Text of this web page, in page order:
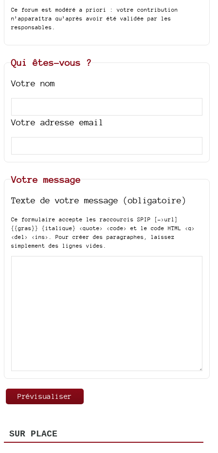
Ce forum est modéré a priori : votre contribution
n’apparaîtra qu’après avoir été validée par les
responsables.
Qui êtes-vous ?
Votre nom
Votre adresse email
Votre message
Texte de votre message (obligatoire)
Ce formulaire accepte les raccourcis SPIP
[->url]
{{gras}} {italique} <quote> <code>
et le code HTML <q>
<del> <ins> . Pour créer des paragraphes, laissez
simplement des lignes vides.
SUR PLACE